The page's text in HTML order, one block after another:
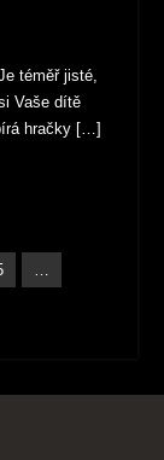
téměř jisté,
Vaše dítě
hračky […]
…